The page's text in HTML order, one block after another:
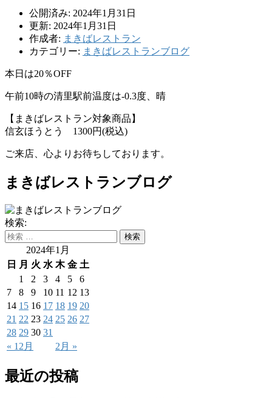
公開済み: 2024年1月31日
更新: 2024年1月31日
作成者: まきばレストラン
カテゴリー: まきばレストランブログ
本日は20％OFF
午前10時の清里駅前温度は-0.3度、晴
【まきばレストラン対象商品】
信玄ほうとう 1300円(税込)
ご来店、心よりお待ちしております。
まきばレストランブログ
検索:
2024年1月
日
月 火 水 木 金 土
« 12月 2月 »
1 2 3 4 5
6
7
8 9 10 11 12 13
14 15 16 17 18 19 20
21 22 23 24 25 26 27
28 29 30 31
最近の投稿